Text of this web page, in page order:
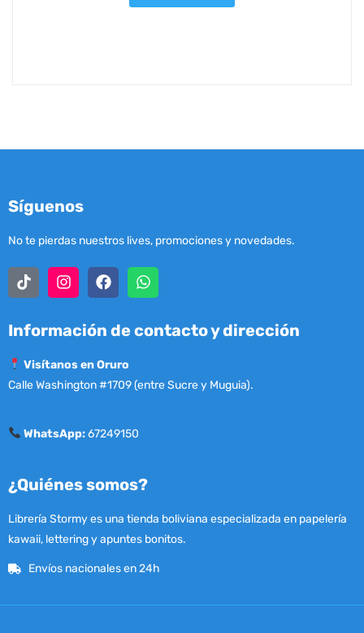
Síguenos
No te pierdas nuestros lives, promociones y novedades.
Información de contacto y dirección
Visítanos en Oruro
Calle Washington #1709 (entre Sucre y Muguia).
WhatsApp:67249150
¿Quiénes somos?
Librería Stormy es una tienda boliviana especializada en papelería
kawaii, lettering y apuntes bonitos.
Envíos nacionales en 24h